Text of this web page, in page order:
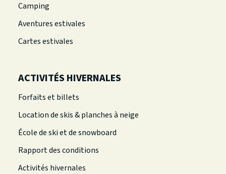
Camping
Aventures estivales
Cartes estivales
ACTIVITÉS HIVERNALES
Forfaits et billets
Location de skis & planches à neige
École de ski et de snowboard
Rapport des conditions
Activités hivernales